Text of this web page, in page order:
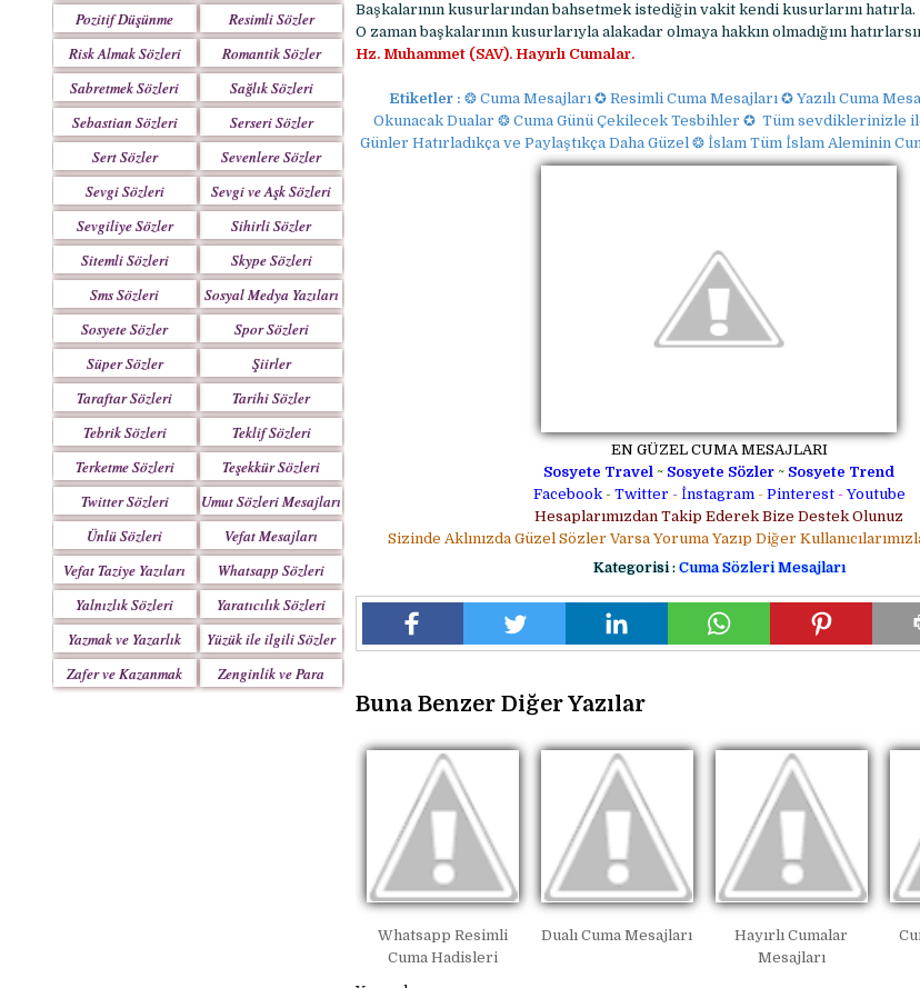
Pozitif Düşünme
Sözleri
Resimli Sözler
Risk Almak Sözleri
Romantik Sözler
Sabretmek Sözleri
Sağlık Sözleri
Sebastian Sözleri
Serseri Sözler
Sert Sözler
Sevenlere Sözler
Sevgi Sözleri
Sevgi ve Aşk Sözleri
Sevgiliye Sözler
Sihirli Sözler
Sitemli Sözleri
Skype Sözleri
Sms Sözleri
Sosyal Medya Yazıları
Sosyete Sözler
Mesajlar
Spor Sözleri
Süper Sözler
Şiirler
Taraftar Sözleri
Tarihi Sözler
Tebrik Sözleri
Teklif Sözleri
Terketme Sözleri
Teşekkür Sözleri
Twitter Sözleri
Umut Sözleri Mesajları
Ünlü Sözleri
Vefat Mesajları
Vefat Taziye Yazıları
Whatsapp Sözleri
Yalnızlık Sözleri
Yaratıcılık Sözleri
Yazmak ve Yazarlık
Sözleri
Yüzük ile ilgili Sözler
Zafer ve Kazanmak
Sözleri
Zenginlik ve Para
Sözleri
Başkalarının kusurlarından bahsetmek istediğin vakit kendi kusurlarını hatırla.
O zaman başkalarının kusurlarıyla alakadar olmaya hakkın olmadığını
Hz. Muhammet (SAV). Hayırlı Cumalar.
Etiketler : ❂ Cuma Mesajları ✪ Resimli Cuma Mesajları ✪ Yazılı Cuma
Okunacak Dualar ❂ Cuma Günü Çekilecek Tesbihler ✪ Tüm sevdiklerinizle
Günler Hatırladıkça ve Paylaştıkça Daha Güzel ❂ İslam Tüm İslam Aleminin
EN GÜZEL CUMA MESAJLARI
Sosyete Travel ~ Sosyete Sözler ~ Sosyete Trend
Facebook- Twitter - İnstagram- Pinterest- Youtube
Hesaplarımızdan Takip Ederek Bize Destek Olunuz
Sizinde Aklınızda Güzel Sözler Varsa Yoruma Yazıp Diğer
Kategorisi : Cuma Sözleri Mesajları
Buna Benzer Diğer Yazılar
Whatsapp Resimli
Cuma Hadisleri
Dualı Cuma Mesajları
Hayırlı Cumalar
Mesajları